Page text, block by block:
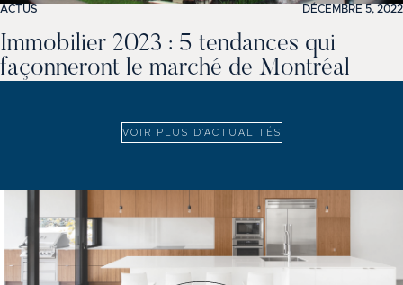
ACTUS DÉCEMBRE 5, 2022
Immobilier 2023 : 5 tendances qui
façonneront le marché de Montréal
VOIR PLUS D'ACTUALITÉS